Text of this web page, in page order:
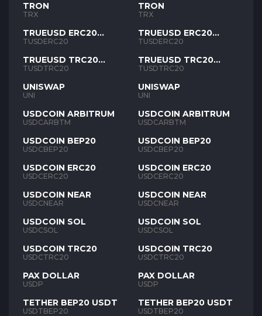
TRON
TRX
TRUEUSD ERC20
TUSD
TUSDERC20
TRUEUSD TRC20
TUSD
TUSDTRC20
UNISWAP
UNI
USDCOIN ARBITRUM
USDCARBTM
USDCOIN BEP20
USDCBEP20
USDCOIN ERC20
USDCERC20
USDCOIN NEAR
USDCNEAR
USDCOIN SOL
USDCSOL
USDCOIN TRC20
USDCTRC20
PAX DOLLAR
USDP
TETHER BEP20 USDT
USDTBEP20
TRON
TRX
TRUEUSD ERC20
TUSD
TUSDERC20
TRUEUSD TRC20
TUSD
TUSDTRC20
UNISWAP
UNI
USDCOIN ARBITRUM
USDCARBTM
USDCOIN BEP20
USDCBEP20
USDCOIN ERC20
USDCERC20
USDCOIN NEAR
USDCNEAR
USDCOIN SOL
USDCSOL
USDCOIN TRC20
USDCTRC20
PAX DOLLAR
USDP
TETHER BEP20 USDT
USDTBEP20